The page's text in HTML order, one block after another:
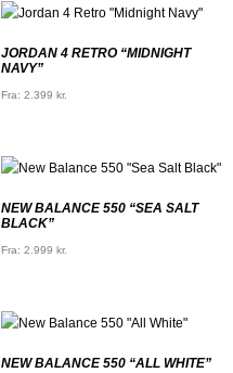
JORDAN 4 RETRO “MIDNIGHT
NAVY”
Fra: 2.399 kr.
NEW BALANCE 550 “SEA SALT
BLACK”
Fra: 2.999 kr.
NEW BALANCE 550 “ALL WHITE”